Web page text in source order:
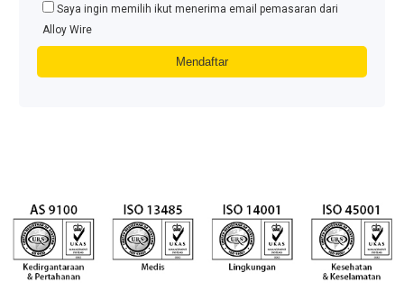
Saya ingin memilih ikut menerima email pemasaran dari
Alloy Wire